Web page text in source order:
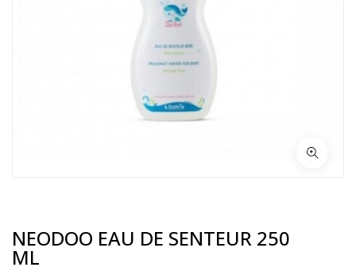
NEODOO EAU DE SENTEUR 250
ML